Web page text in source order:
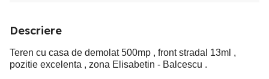
Descriere
Teren cu casa de demolat 500mp , front stradal 13ml ,
pozitie excelenta , zona Elisabetin - Balcescu .